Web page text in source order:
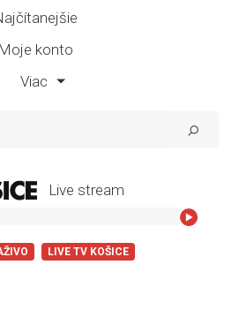
Moje konto
Viac
Live stream
LIVE TV KOŠICE